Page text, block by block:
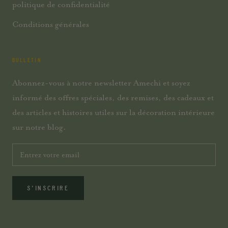
politique de confidentialité
Conditions générales
BULLETIN
Abonnez-vous à notre newsletter Amechi et soyez
informé des offres spéciales, des remises, des cadeaux et
des articles et histoires utiles sur la décoration intérieure
sur notre blog.
S'INSCRIRE